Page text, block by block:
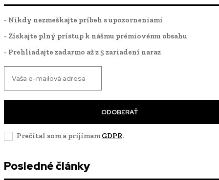
- Nikdy nezmeškajte príbeh s upozorneniami
- Získajte plný prístup k nášmu prémiovému obsahu
- Prehliadajte zadarmo až z 5 zariadení naraz
ODOBERAŤ
Prečítal som a prijímam GDPR.
Posledné články